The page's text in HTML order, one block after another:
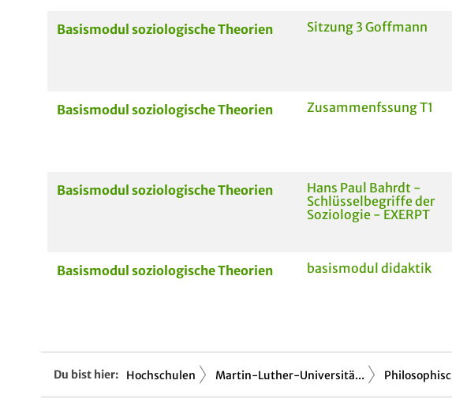
Basismodul soziologische Theorien Sitzung 3 Goffmann
Basismodul soziologische Theorien Zusammenfssung T1
Basismodul soziologische Theorien
Hans Paul Bahrdt -
Schlüsselbegriffe der
Soziologie - EXERPT
Basismodul soziologische Theorien basismodul didaktik
Du bist hier: Hochschulen Martin-Luther-Universitä...